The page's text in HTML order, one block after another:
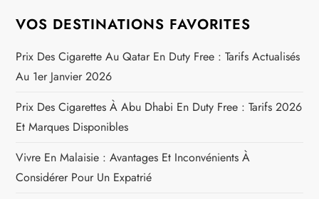
g
a
t
i
o
n
VOS DESTINATIONS FAVORITES
Prix Des Cigarette Au Qatar En Duty Free : Tarifs Actualisés
Au 1er Janvier 2026
Prix Des Cigarettes À Abu Dhabi En Duty Free : Tarifs 2026
Et Marques Disponibles
Vivre En Malaisie : Avantages Et Inconvénients À
Considérer Pour Un Expatrié